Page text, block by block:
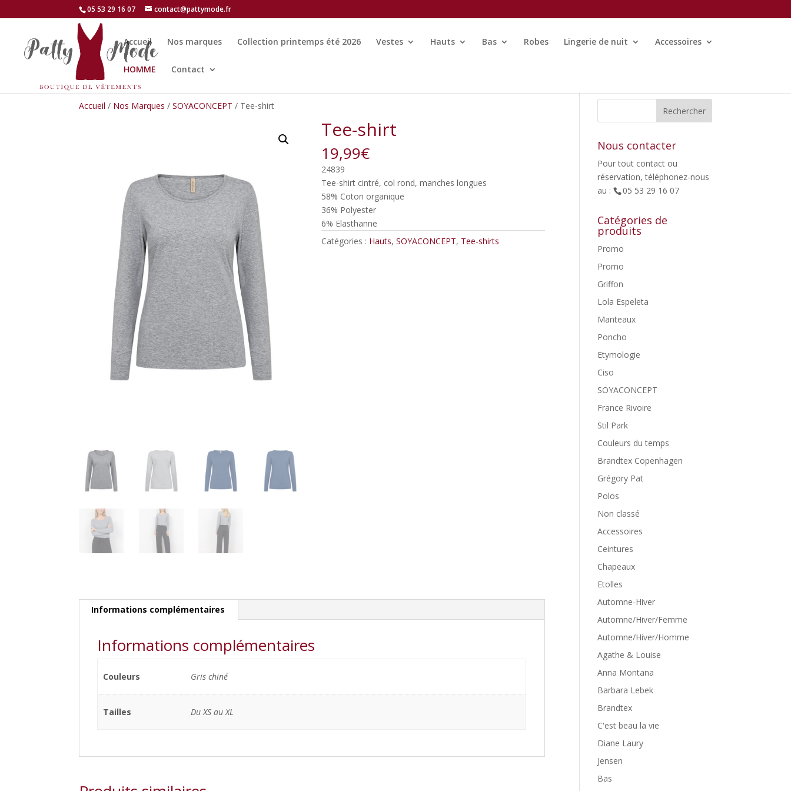
05 53 29 16 07 contact@pattymode.fr
Accueil Nos marques Collection printemps été 2026 Vestes Hauts Bas Robes Lingerie de nuit Accessoires
HOMME Contact
Accueil / Nos Marques /SOYACONCEPT / Tee-shirt
Tee-shirt
19,99€
24839
Tee-shirt cintré, col rond, manches longues
58% Coton organique
36% Polyester
6% Elasthanne
Catégories : Hauts,SOYACONCEPT, Tee-shirts
Informations complémentaires
Informations complémentaires
Couleurs Gris chiné
Tailles Du XS au XL
Nous contacter
Pour tout contact ou
réservation, téléphonez-nous
au :
05 53 29 16 07
Catégories de
produits
Promo
Promo
Griffon
Lola Espeleta
Manteaux
Poncho
Etymologie
Ciso
SOYACONCEPT
France Rivoire
Stil Park
Couleurs du temps
Brandtex Copenhagen
Grégory Pat
Polos
Non classé
Accessoires
Ceintures
Chapeaux
Etolles
Automne-Hiver
Automne/Hiver/Femme
Automne/Hiver/Homme
Agathe & Louise
Anna Montana
Barbara Lebek
Brandtex
C'est beau la vie
Diane Laury
Jensen
Bas